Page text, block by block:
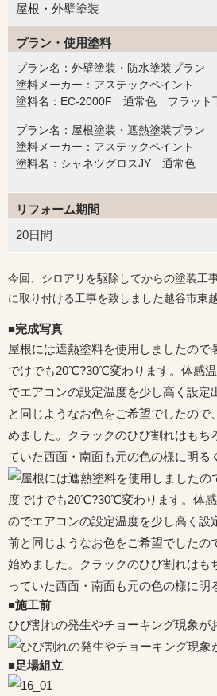
屋根・外壁塗装
プラン・使用塗料
プラン名：外壁塗装・防水塗装プラン
塗料メーカー：アステックペイント
塗料名：EC-2000F 通常色 フラット
プラン名：屋根塗装・遮熱塗装プラン
塗料メーカー：アステックペイント
塗料名：シャネツグロスJY 通常色
リフォーム期間
20日間
今回、シロアリを駆除してからの塗装工
に取り付ける工事を致しました越谷市東
■完成写真
屋根には遮熱塗料を使用しましたので
でけでも20℃?30℃変わります。体感
でエアコンの設定温度を少し高く設定
と同じようなお色をご希望でしたので
めました。クラックのひび割れはもち
ていた西面・南面も元の色の様に明る
■施工前
ひび割れの発生やチョーキング現象が
■足場組立